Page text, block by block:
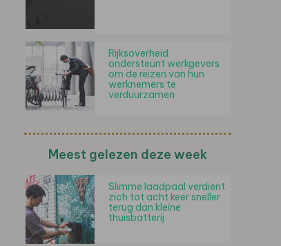
Rijksoverheid
ondersteunt werkgevers
om de reizen van hun
werknemers te
verduurzamen
Meest gelezen deze week
Slimme laadpaal verdient
zich tot acht keer sneller
terug dan kleine
thuisbatterij